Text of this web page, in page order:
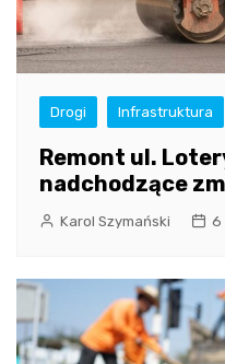
Drogi Infrastruktura
Remont ul.
nadchodzące
Karol Szymański 6